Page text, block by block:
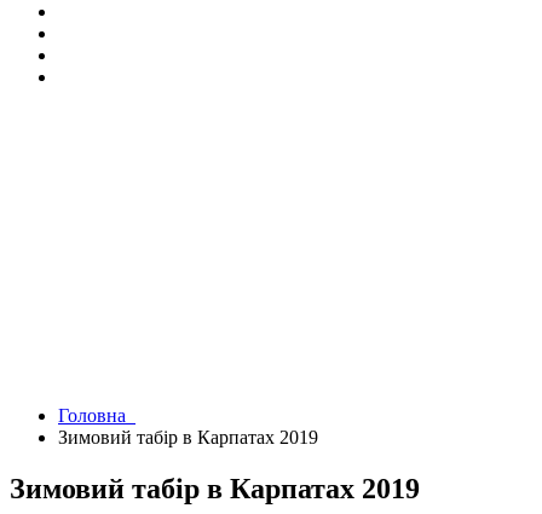
Головна
Зимовий табір в Карпатах 2019
Зимовий табір в Карпатах 2019